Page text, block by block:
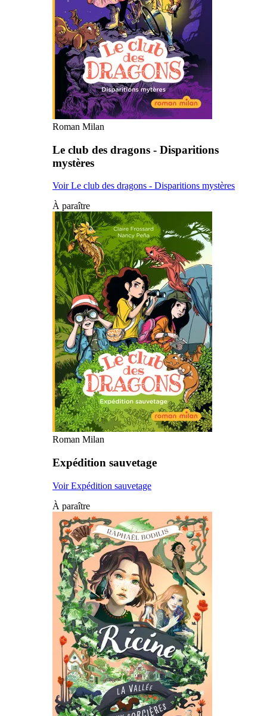
Roman Milan
Le club des dragons - Disparitions
mystères
Voir Le club des dragons - Disparitions mystères
À paraître
Roman Milan
Expédition sauvetage
Voir Expédition sauvetage
À paraître